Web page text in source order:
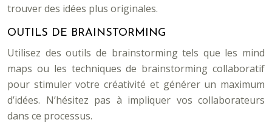
trouver des idées plus originales.
OUTILS DE BRAINSTORMING
Utilisez des outils de brainstorming tels que les mind
maps ou les techniques de brainstorming collaboratif
pour stimuler votre créativité et générer un maximum
d’idées. N’hésitez pas à impliquer vos collaborateurs
dans ce processus.